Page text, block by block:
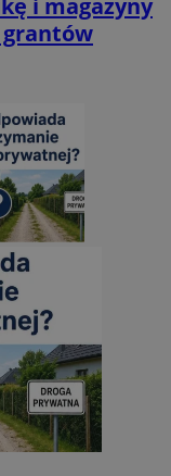
i magazyny
grantów